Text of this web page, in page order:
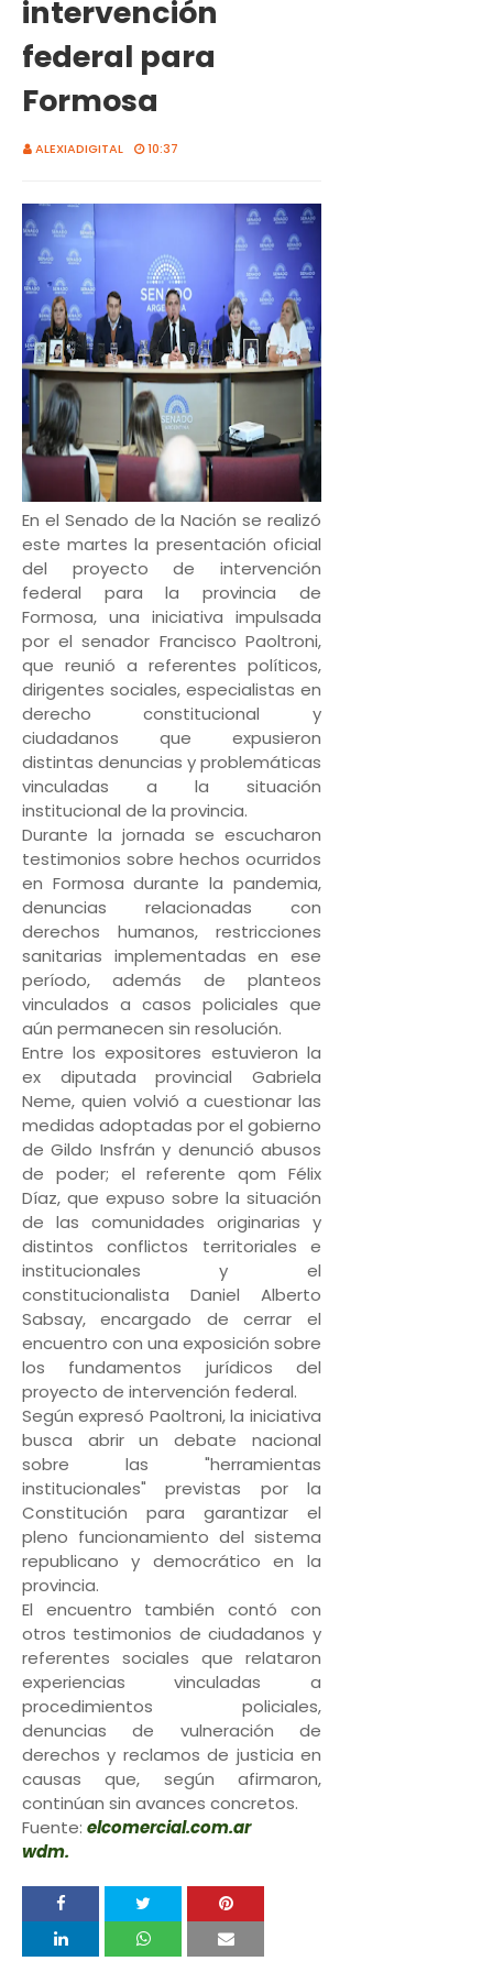
intervención
federal para
Formosa
ALEXIADIGITAL 10:37
En el Senado de la Nación se realizó
este martes la presentación oficial
del proyecto de intervención
federal para la provincia de
Formosa, una iniciativa impulsada
por el senador Francisco Paoltroni,
que reunió a referentes políticos,
dirigentes sociales, especialistas en
derecho constitucional y
ciudadanos que expusieron
distintas denuncias y problemáticas
vinculadas a la situación
institucional de la provincia.
Durante la jornada se escucharon
testimonios sobre hechos ocurridos
en Formosa durante la pandemia,
denuncias relacionadas con
derechos humanos, restricciones
sanitarias implementadas en ese
período, además de planteos
vinculados a casos policiales que
aún permanecen sin resolución.
Entre los expositores estuvieron la
ex diputada provincial Gabriela
Neme, quien volvió a cuestionar las
medidas adoptadas por el gobierno
de Gildo Insfrán y denunció abusos
de poder; el referente qom Félix
Díaz, que expuso sobre la situación
de las comunidades originarias y
distintos conflictos territoriales e
institucionales y el
constitucionalista Daniel Alberto
Sabsay, encargado de cerrar el
encuentro con una exposición sobre
los fundamentos jurídicos del
proyecto de intervención federal.
Según expresó Paoltroni, la iniciativa
busca abrir un debate nacional
sobre las "herramientas
institucionales" previstas por la
Constitución para garantizar el
pleno funcionamiento del sistema
republicano y democrático en la
provincia.
El encuentro también contó con
otros testimonios de ciudadanos y
referentes sociales que relataron
experiencias vinculadas a
procedimientos policiales,
denuncias de vulneración de
derechos y reclamos de justicia en
causas que, según afirmaron,
continúan sin avances concretos.
Fuente: elcomercial.com.ar
wdm.